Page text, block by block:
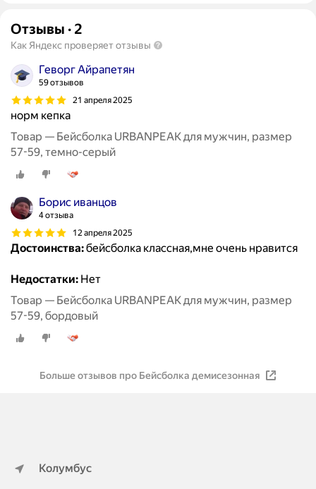
Отзывы · 2
Как Яндекс проверяет отзывы
Геворг Айрапетян
59 отзывов
21 апреля 2025
норм кепка
Товар — Бейсболка URBANPEAK для мужчин, размер
57-59, темно-серый
Борис иванцов
4 отзыва
12 апреля 2025
Достоинства:бейсболка классная,мне очень нравится
Недостатки: Нет
Товар — Бейсболка URBANPEAK для мужчин, размер
57-59, бордовый
Больше отзывов про Бейсболка демисезонная
Колумбус